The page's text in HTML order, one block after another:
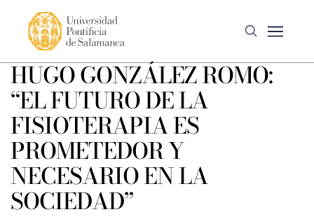
HUGO GONZÁLEZ ROMO:
“EL FUTURO DE LA
FISIOTERAPIA ES
PROMETEDOR Y
NECESARIO EN LA
SOCIEDAD”